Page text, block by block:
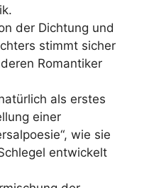
der Dichtung und
stimmt sicher
Romantiker
als erstes
einer
wie sie
entwickelt